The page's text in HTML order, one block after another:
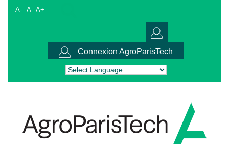
A- A A+
Connexion AgroParisTech
Powered by Translate